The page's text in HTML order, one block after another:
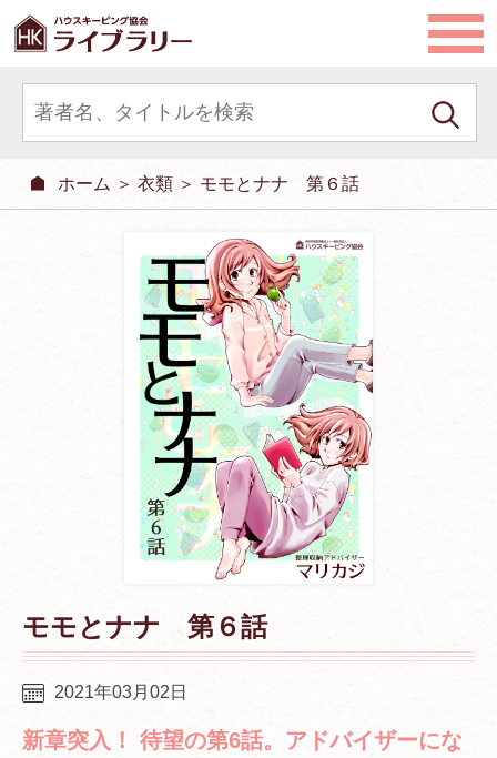
ホーム ＞ 衣類 ＞ モモとナナ 第６話
モモとナナ 第６話
2021年03月02日
新章突入！ 待望の第6話。アドバイザーにな